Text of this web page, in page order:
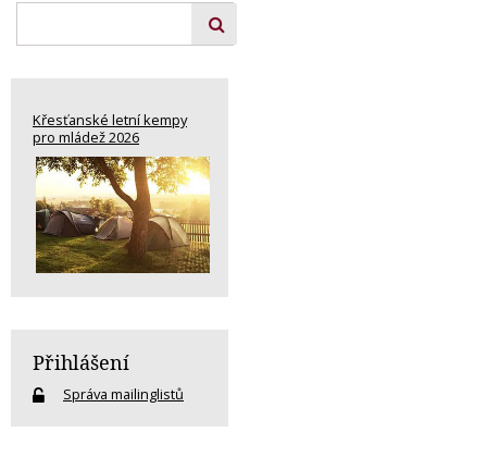
Křesťanské letní kempy
pro mládež 2026
Přihlášení
Správa mailinglistů